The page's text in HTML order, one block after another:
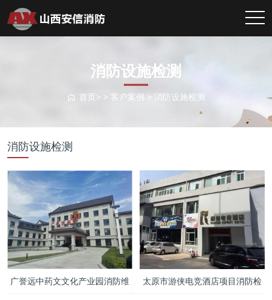
消防设施检测
首页> > 客户案例 > 消防设施检测
消防设施检测
广誉远中药文文化产业园消防维 太原市游侠电竞酒店项目消防检